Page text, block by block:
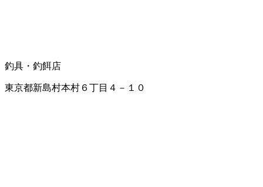
釣具・釣餌店
東京都新島村本村６丁目４－１０